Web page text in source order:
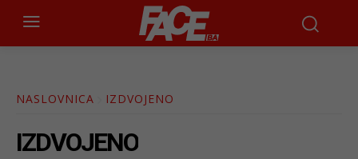
NASLOVNICA IZDVOJENO
IZDVOJENO